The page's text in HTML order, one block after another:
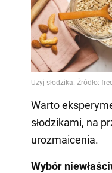
Warto
słodzikami, na
urozmaicenia.
Wybór